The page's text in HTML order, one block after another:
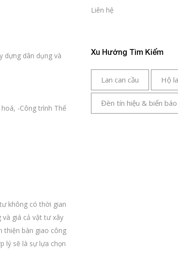
dựng dân dụng và
-Công trình Thể
không có thời gian
và giá cả vật tư xây
thiện bàn giao công
lý sẽ là sự lựa chọn
Liên hệ
Xu Hướng Tìm Kiếm
Lan can cầu Hộ
Đèn tín hiệu & biển